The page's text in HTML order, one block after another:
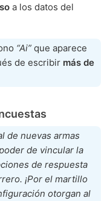
a los datos del
“Ai” que aparece
de escribir más de
de nuevas armas
de vincular la
de respuesta
¡Por el martillo
otorgan al